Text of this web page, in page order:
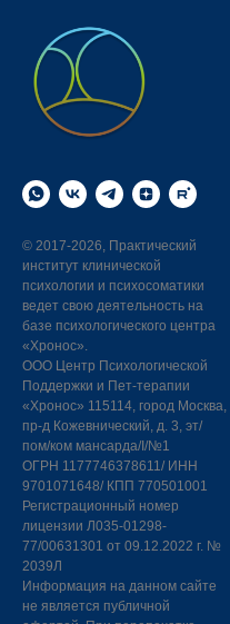
© 2017-2026, Практический
институт клинической
психологии и психосоматики
ведет свою деятельность на
базе психологического центра
«Хронос».
ООО Центр Психологической
Поддержки и Пет-терапии
«Хронос» 115114, город Москва,
пр-д Кожевнический, д. 3, эт/
пом/ком мансарда/I/№1
ОГРН 1177746378611/ ИНН
9701071648/ КПП 770501001
Регистрационный номер
лицензии Л035-01298-
77/00631301 от 09.12.2022 г. №
2039Л
Информация на данном сайте
не является публичной